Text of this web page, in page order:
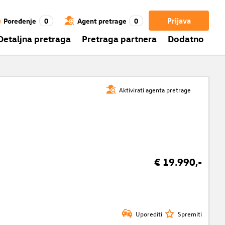
Prijava
Poređenje 0 Agent pretrage 0
pretraga Pretraga partnera Dodatno
Aktivirati agenta pretrage
€ 19.990,-
Uporediti Spremiti